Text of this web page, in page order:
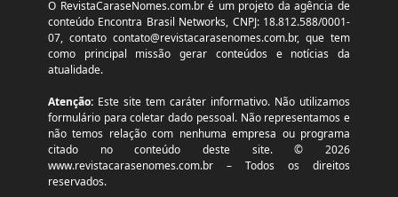
O RevistaCaraseNomes.com.br é um projeto da agência de
conteúdo Encontra Brasil Networks, CNPJ: 18.812.588/0001-
07, contato contato@revistacarasenomes.com.br, que tem
como principal missão gerar conteúdos e notícias da
atualidade.
Atenção:Este site tem caráter informativo. Não utilizamos
formulário para coletar dado pessoal. Não representamos e
não temos relação com nenhuma empresa ou programa
citado no conteúdo deste site. © 2026
www.revistacarasenomes.com.br – Todos os direitos
reservados.